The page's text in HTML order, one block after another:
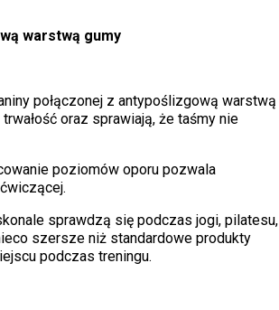
warstwą gumy
połączonej z antypoślizgową warstwą
oraz sprawiają, że taśmy nie
poziomów oporu pozwala
sprawdzą się podczas jogi, pilatesu,
szersze niż standardowe produkty
podczas treningu.